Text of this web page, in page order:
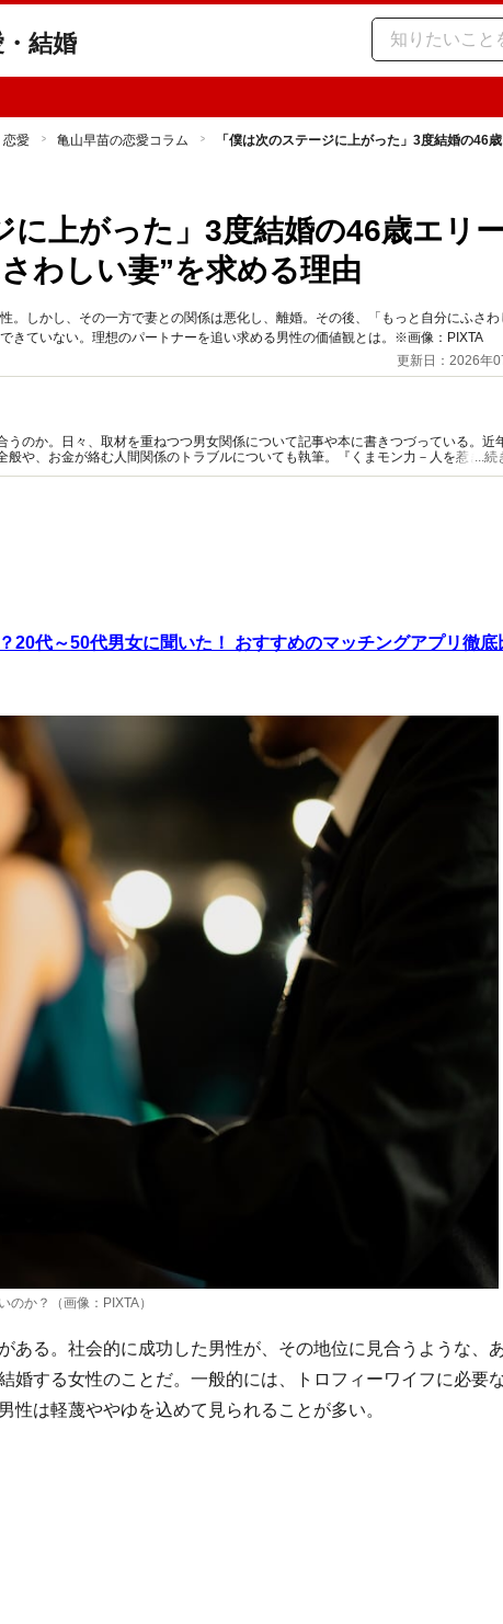
結婚
恋愛 亀山早苗の恋愛コラム 「僕は次のステージに上がった」3度結婚の46
に上がった」3度結婚の46歳エリ
わしい妻”を求める理由
。しかし、その一方で妻との関係は悪化し、離婚。その後、「もっと自分にふさわ
きていない。理想のパートナーを追い求める男性の価値観とは。※画像：PIXTA
更新日：2026年
うのか。日々、取材を重ねつつ男女関係について記事や本に書きつづっている。近
般や、お金が絡む人間関係のトラブルについても執筆。『くまモン力－人を惹きつ
...続
20代～50代男女に聞いた！ おすすめのマッチングアプリ徹底
か？（画像：PIXTA）
ある。社会的に成功した男性が、その地位に見合うような、
婚する女性のことだ。一般的には、トロフィーワイフに必要
性は軽蔑ややゆを込めて見られることが多い。